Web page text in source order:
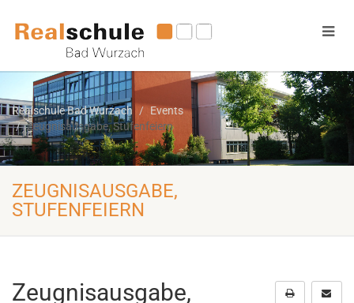
Realschule Bad Wurzach
Events
Zeugnisausgabe, Stufenfeiern
ZEUGNISAUSGABE,
STUFENFEIERN
Zeugnisausgabe,